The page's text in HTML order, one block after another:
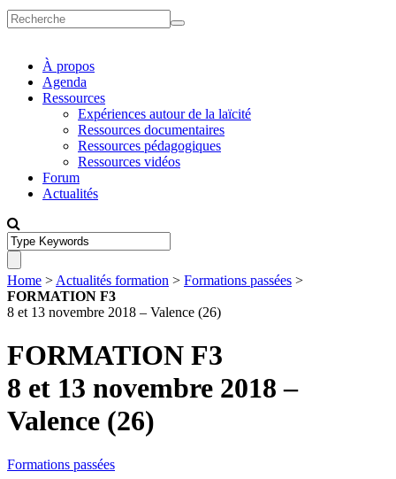
À propos
Agenda
Ressources
Expériences autour de la laïcité
Ressources documentaires
Ressources pédagogiques
Ressources vidéos
Forum
Actualités
Home > Actualités formation > Formations passées >
FORMATION F3
8 et 13 novembre 2018 – Valence (26)
FORMATION F3
8 et 13 novembre 2018 –
Valence (26)
Formations passées